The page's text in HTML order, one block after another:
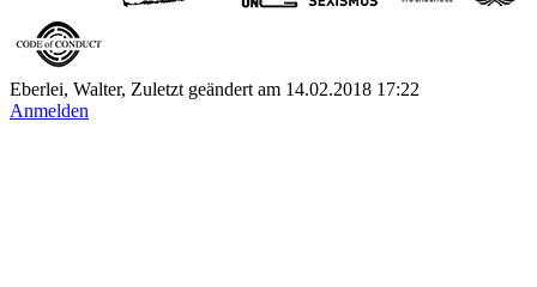
Eberlei, Walter, Zuletzt geändert am 14.02.2018 17:22
Anmelden